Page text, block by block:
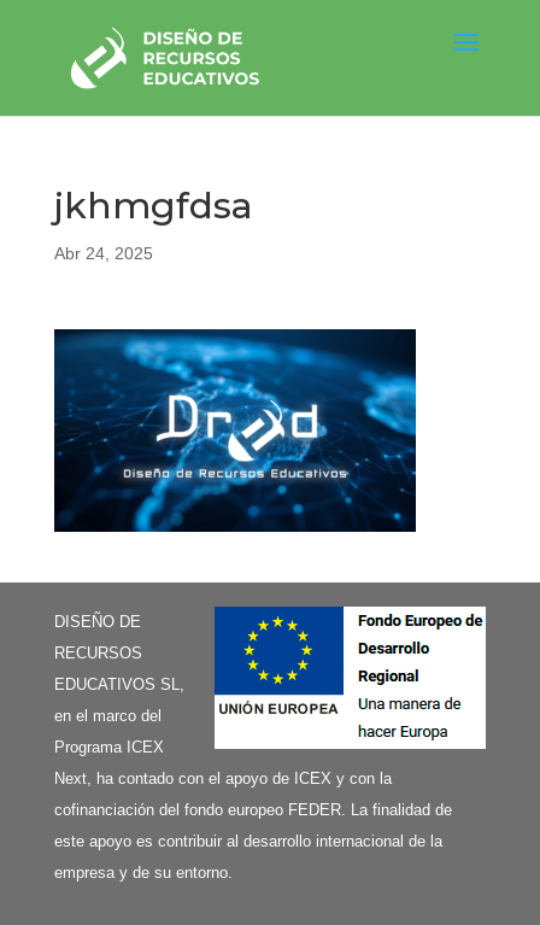
jkhmgfdsa
Abr 24, 2025
DISEÑO DE
RECURSOS
EDUCATIVOS SL,
en el marco del
Programa ICEX
Next, ha contado con el apoyo de ICEX y con la
cofinanciación del fondo europeo FEDER. La finalidad de
este apoyo es contribuir al desarrollo internacional de la
empresa y de su entorno.